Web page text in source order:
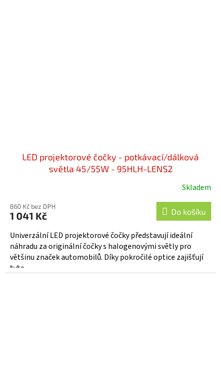
LED projektorové čočky - potkávací/dálková
světla 45/55W - 95HLH-LENS2
Skladem
860 Kč bez DPH
1 041 Kč Do košíku
Univerzální LED projektorové čočky představují ideální
náhradu za originální čočky s halogenovými světly pro
většinu značek automobilů. Díky pokročilé optice zajišťují
tyto...